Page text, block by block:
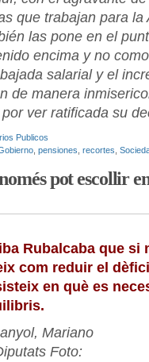
que trabajan para
las pone en el
encima y no
salarial y el
de manera
ver ratificada su
Publicos
pensiones recortes
pot escollir
Rubalcaba que si
com reduir el
en què es
Mariano
Foto: